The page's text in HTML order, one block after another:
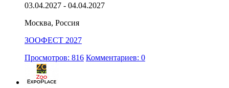
03.04.2027 - 04.04.2027
Москва, Россия
ЗООФЕСТ 2027
Просмотров: 816 Комментариев: 0